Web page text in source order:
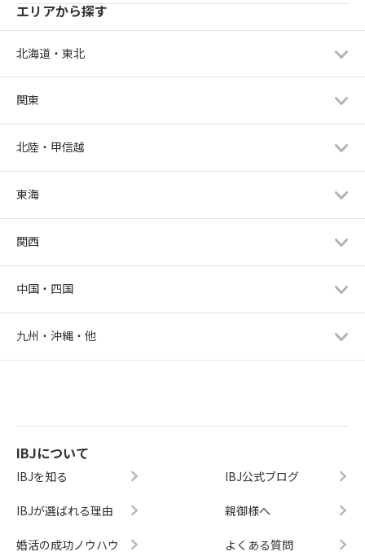
エリアから探す
北海道・東北
関東
北陸・甲信越
東海
関西
中国・四国
九州・沖縄・他
IBJについて
IBJを知る
IBJが選ばれる理由
婚活の成功ノウハウ
IBJ公式ブログ
親御様へ
よくある質問